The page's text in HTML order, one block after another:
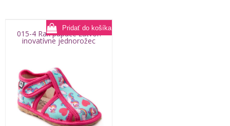
015-4 Rak papuče zatvor.
inovatívne jednorožec